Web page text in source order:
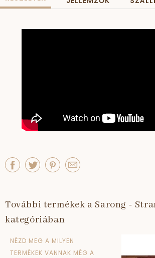
További termékek a Sarong -
kategóriában
NÉZD MEG A MILYEN
TERMÉKEK VANNAK MÉG A